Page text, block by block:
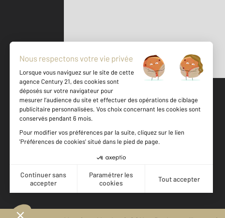
500 m ©Mappy
Votre agence est notée
Achat